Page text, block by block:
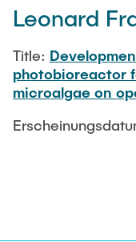
Leonard
Title:
photobioreactor
microalgae on